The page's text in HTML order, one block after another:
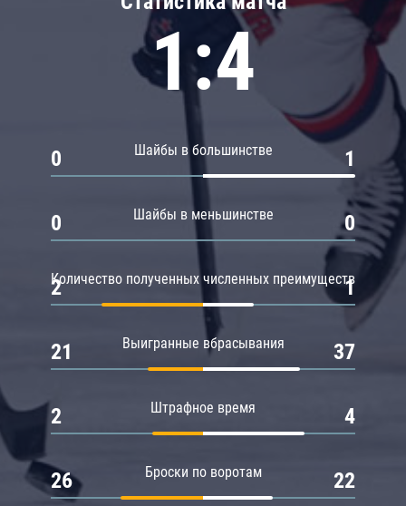
1:4
Шайбы в большинстве
0 1
Шайбы в меньшинстве
0 0
Количество полученных численных преимуществ
2 1
Выигранные вбрасывания
21 37
Штрафное время
2 4
Броски по воротам
26 22